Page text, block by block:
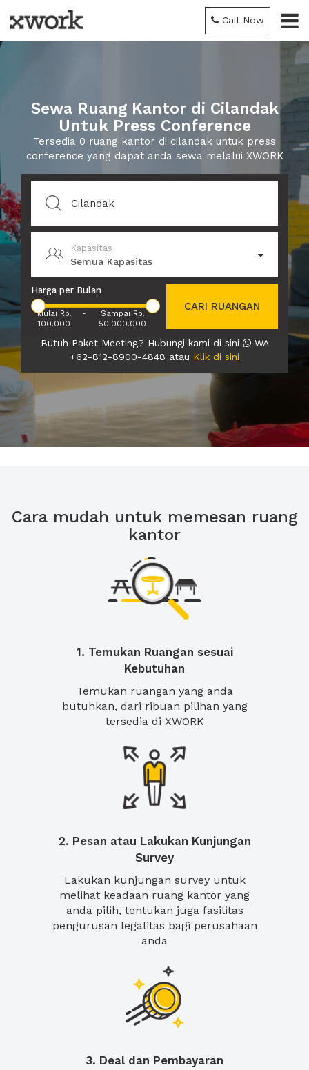
Call Now
Sewa Ruang Kantor di Cilandak
Untuk Press Conference
Tersedia 0 ruang kantor di cilandak untuk press
conference yang dapat anda sewa melalui XWORK
Kapasitas
Semua Kapasitas
Harga per Bulan
Mulai Rp.
100.000
-
Sampai Rp.
50.000.000
CARI RUANGAN
Butuh Paket Meeting? Hubungi kami di sini
WA
+62-812-8900-4848 atau Klik di sini
Cara mudah untuk memesan ruang
kantor
1. Temukan Ruangan sesuai
Kebutuhan
Temukan ruangan yang anda
butuhkan, dari ribuan pilihan yang
tersedia di XWORK
2. Pesan atau Lakukan Kunjungan
Survey
Lakukan kunjungan survey untuk
melihat keadaan ruang kantor yang
anda pilih, tentukan juga fasilitas
pengurusan legalitas bagi perusahaan
anda
3. Deal dan Pembayaran